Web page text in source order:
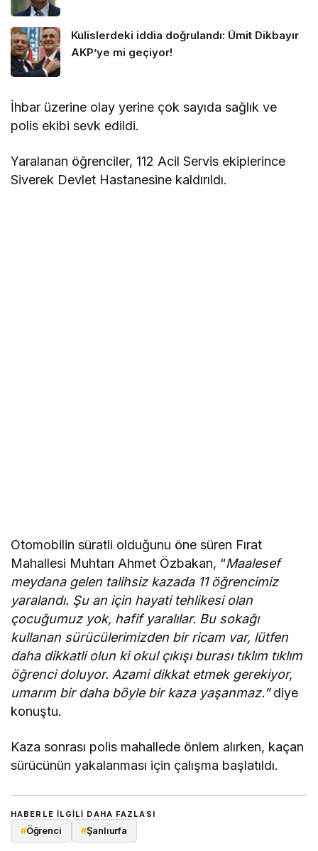
Kulislerdeki iddia doğrulandı: Ümit Dikbayır
AKP’ye mi geçiyor!
İhbar üzerine olay yerine çok sayıda sağlık ve
polis ekibi sevk edildi.
Yaralanan öğrenciler, 112 Acil Servis ekiplerince
Siverek Devlet Hastanesine kaldırıldı.
Otomobilin süratli olduğunu öne süren Fırat
Mahallesi Muhtarı Ahmet Özbakan, “Maalesef
meydana gelen talihsiz kazada 11 öğrencimiz
yaralandı. Şu an için hayati tehlikesi olan
çocuğumuz yok, hafif yaralılar. Bu sokağı
kullanan sürücülerimizden bir ricam var, lütfen
daha dikkatli olun ki okul çıkışı burası tıklım tıklım
öğrenci doluyor. Azami dikkat etmek gerekiyor,
umarım bir daha böyle bir kaza yaşanmaz.”diye
konuştu.
Kaza sonrası polis mahallede önlem alırken, kaçan
sürücünün yakalanması için çalışma başlatıldı.
HABERLE ILGILI DAHA FAZLASI
#Öğrenci #Şanlıurfa